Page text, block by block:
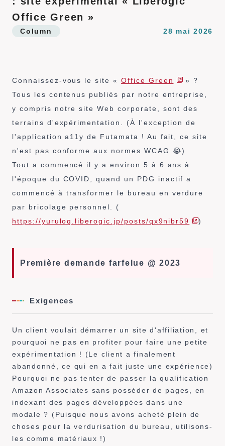
Office Green »
Column 28 mai 2026
Connaissez-vous le site « Office Green
» ?
Tous les contenus publiés par notre entreprise,
y compris notre site Web corporate, sont des
terrains d'expérimentation. (À l'exception de
l'application a11y de Futamata ! Au fait, ce site
n'est pas conforme aux normes WCAG 😭)
Tout a commencé il y a environ 5 à 6 ans à
l'époque du COVID, quand un PDG inactif a
commencé à transformer le bureau en verdure
par bricolage personnel. (
https://yurulog.liberogic.jp/posts/qx9nibr59
)
Première demande farfelue @ 2023
Exigences
Un client voulait démarrer un site d'affiliation, et
pourquoi ne pas en profiter pour faire une petite
expérimentation ! (Le client a finalement
abandonné, ce qui en a fait juste une expérience)
Pourquoi ne pas tenter de passer la qualification
Amazon Associates sans posséder de pages, en
indexant des pages développées dans une
modale ? (Puisque nous avons acheté plein de
choses pour la verdurisation du bureau, utilisons-
les comme matériaux !)